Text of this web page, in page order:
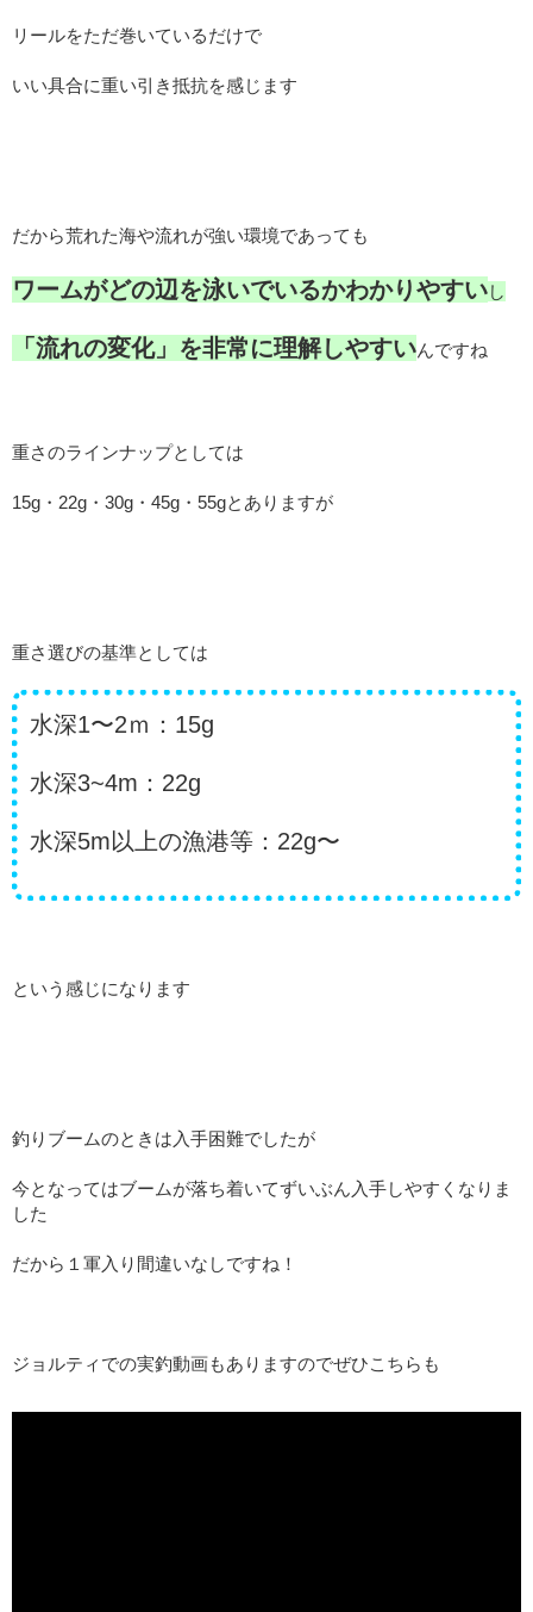
リールをただ巻いているだけで
いい具合に重い引き抵抗を感じます
だから荒れた海や流れが強い環境であっても
ワームがどの辺を泳いでいるかわかりやすいし
「流れの変化」を非常に理解しやすいんですね
重さのラインナップとしては
15g・22g・30g・45g・55gとありますが
重さ選びの基準としては
水深1〜2ｍ：15g
水深3~4m：22g
水深5m以上の漁港等：22g〜
という感じになります
釣りブームのときは入手困難でしたが
今となってはブームが落ち着いてずいぶん入手しやすくなりま
した
だから１軍入り間違いなしですね！
ジョルティでの実釣動画もありますのでぜひこちらも